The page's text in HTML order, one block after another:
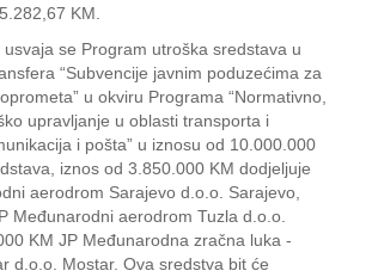
KM.
se Program utroška sredstava u
“Subvencije javnim poduzećima za
u okviru Programa “Normativno,
upravljanje u oblasti transporta i
i pošta” u iznosu od 10.000.000
iznos od 3.850.000 KM dodjeljuje
aerodrom Sarajevo d.o.o. Sarajevo,
Međunarodni aerodrom Tuzla d.o.o.
KM JP Međunarodna zračna luka -
d.o.o. Mostar. Ova sredstva bit će